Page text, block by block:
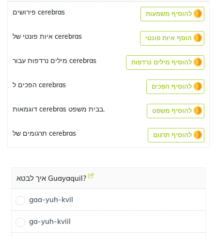
פירושים cerebras להוסיף משמעות
איות פונטי של cerebras הוסף איות פונטי
מילים נרדפות עבור cerebras להוסיף מילים נרדפות
הפכים ל cerebras להוסיף הפכים
דוגמאות cerebras בבית משפט. להוסיף משפט
תרגומים של cerebras להוסיף תרגום
איך לבטא Guayaquil?
gaa-yuh-kvil
ga-yuh-kviil